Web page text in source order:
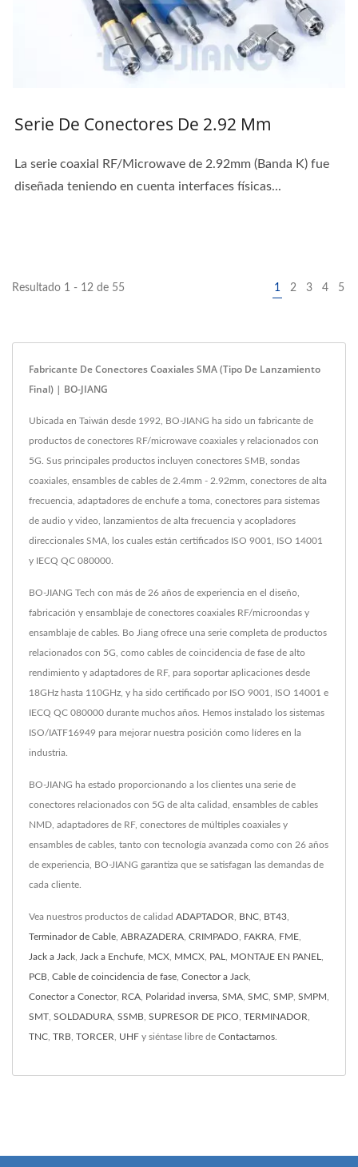
Serie De Conectores De 2.92 Mm
La serie coaxial RF/Microwave de 2.92mm (Banda K) fue
diseñada teniendo en cuenta interfaces físicas...
Resultado 1 - 12 de 55 1 2 3 4 5
Fabricante De Conectores Coaxiales SMA (tipo De Lanzamiento
Final) | BO-JIANG
Ubicada en Taiwán desde 1992, BO-JIANG ha sido un fabricante de
productos de conectores RF/microwave coaxiales y relacionados con
5G. Sus principales productos incluyen conectores SMB, sondas
coaxiales, ensambles de cables de 2.4mm - 2.92mm, conectores de alta
frecuencia, adaptadores de enchufe a toma, conectores para sistemas
de audio y video, lanzamientos de alta frecuencia y acopladores
direccionales SMA, los cuales están certificados ISO 9001, ISO 14001
y IECQ QC 080000.
BO-JIANG Tech con más de 26 años de experiencia en el diseño,
fabricación y ensamblaje de conectores coaxiales RF/microondas y
ensamblaje de cables. Bo Jiang ofrece una serie completa de productos
relacionados con 5G, como cables de coincidencia de fase de alto
rendimiento y adaptadores de RF, para soportar aplicaciones desde
18GHz hasta 110GHz, y ha sido certificado por ISO 9001, ISO 14001 e
IECQ QC 080000 durante muchos años. Hemos instalado los sistemas
ISO/IATF16949 para mejorar nuestra posición como líderes en la
industria.
BO-JIANG ha estado proporcionando a los clientes una serie de
conectores relacionados con 5G de alta calidad, ensambles de cables
NMD, adaptadores de RF, conectores de múltiples coaxiales y
ensambles de cables, tanto con tecnología avanzada como con 26 años
de experiencia, BO-JIANG garantiza que se satisfagan las demandas de
cada cliente.
Vea nuestros productos de calidad ADAPTADOR BNC BT43
Terminador de Cable ABRAZADERA CRIMPADO FAKRA FME
Jack a Jack Jack a Enchufe MCX MMCX PAL MONTAJE EN PANEL
PCB Cable de coincidencia de fase Conector a Jack
Conector a Conector, RCA Polaridad inversa SMA SMC SMP SMPM
SMT SOLDADURA SSMB SUPRESOR DE PICO TERMINADOR
TNC TRB TORCER UHF y siéntase libre de Contactarnos